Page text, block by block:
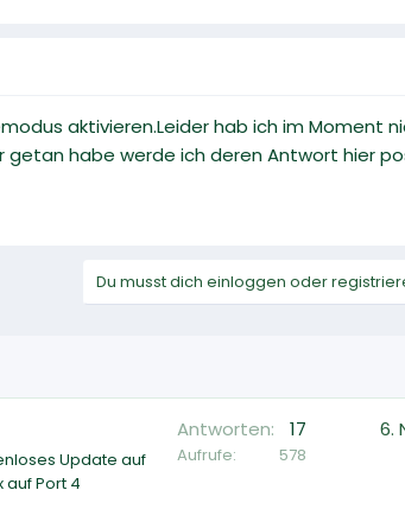
aktivieren.Leider hab ich im Moment
habe werde ich deren Antwort hier
Du musst dich einloggen oder
Update auf
auf Port 4
Antworten 17
Aufrufe 578
6.